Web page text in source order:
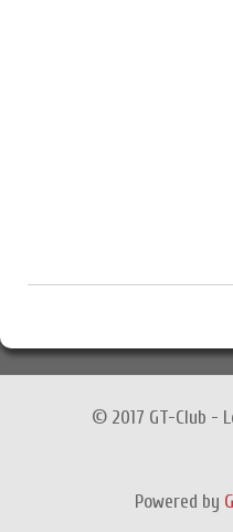
© 2017 GT-Club -
Powered by